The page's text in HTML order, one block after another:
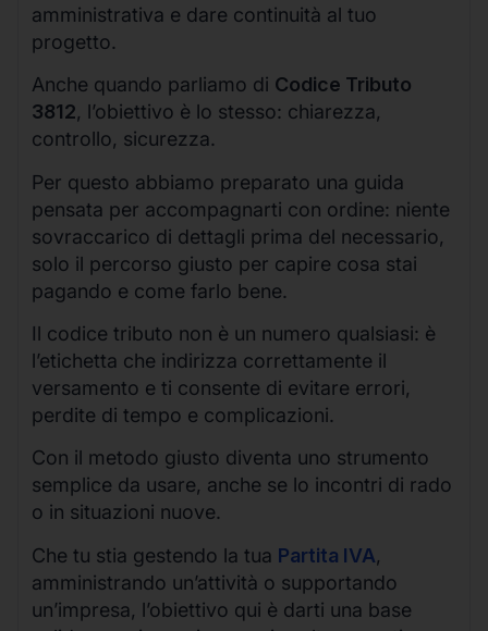
amministrativa e dare continuità al tuo
progetto.
Anche quando parliamo di Codice Tributo
3812, l’obiettivo è lo stesso: chiarezza,
controllo, sicurezza.
Per questo abbiamo preparato una guida
pensata per accompagnarti con ordine: niente
sovraccarico di dettagli prima del necessario,
solo il percorso giusto per capire cosa stai
pagando e come farlo bene.
Il codice tributo non è un numero qualsiasi: è
l’etichetta che indirizza correttamente il
versamento e ti consente di evitare errori,
perdite di tempo e complicazioni.
Con il metodo giusto diventa uno strumento
semplice da usare, anche se lo incontri di rado
o in situazioni nuove.
Che tu stia gestendo la tua Partita IVA,
amministrando un’attività o supportando
un’impresa, l’obiettivo qui è darti una base